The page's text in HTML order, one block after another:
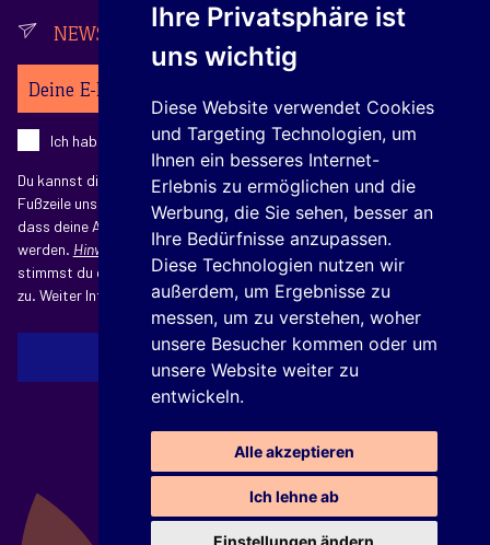
Ihre Privatsphäre ist
uns wichtig
Diese Website verwendet Cookies
und Targeting Technologien, um
Ihnen ein besseres Internet-
Erlebnis zu ermöglichen und die
Werbung, die Sie sehen, besser an
Ihre Bedürfnisse anzupassen.
Diese Technologien nutzen wir
außerdem, um Ergebnisse zu
messen, um zu verstehen, woher
unsere Besucher kommen oder um
unsere Website weiter zu
entwickeln.
Alle akzeptieren
Ich lehne ab
Einstellungen ändern
NEWSLETTER
Ich habe die Datenschutzerklärungzur Kenntnis genommen.
Du kannst dich jederzeit abmelden, indem du auf den Link in der
Fußzeile unserer E-Mails klickst. Mit dem Absenden erkennst du an,
dass deine Angaben zur Verarbeitung an Mailchimp übermittelt
werden. Hinweise zu Mailchimp:Mit der Anmeldung zum Newsletter
stimmst du der Verarbeitung deiner E-Mail-Adresse für diesen Zweck
zu. Weiter Informationen findest du in unsererDatenschutzerklärung
JETZT KOSTENFREI ABONNIEREN